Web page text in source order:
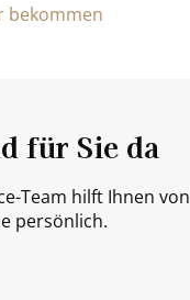
bekommen
für Sie da
Team hilft Ihnen
persönlich.